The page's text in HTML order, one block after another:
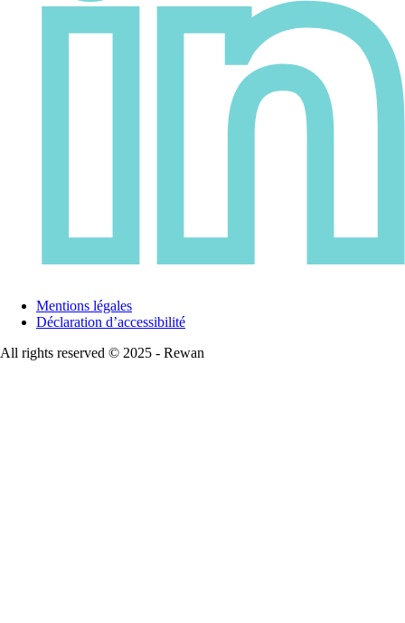
Mentions légales
Déclaration d’accessibilité
All rights reserved © 2025 - Rewan